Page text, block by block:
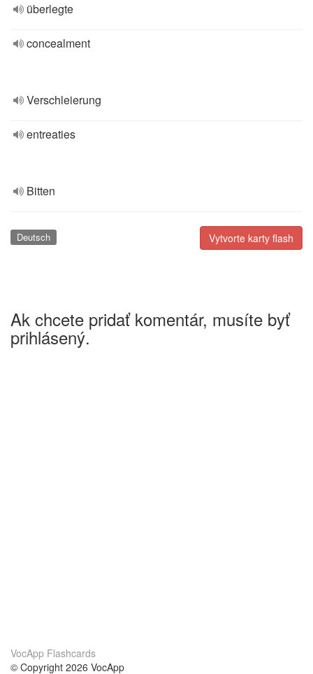
überlegte
concealment
Verschleierung
entreaties
Bitten
Vytvorte karty flash
Deutsch
Ak chcete pridať komentár, musíte byť
prihlásený.
VocApp Flashcards
© Copyright 2026 VocApp